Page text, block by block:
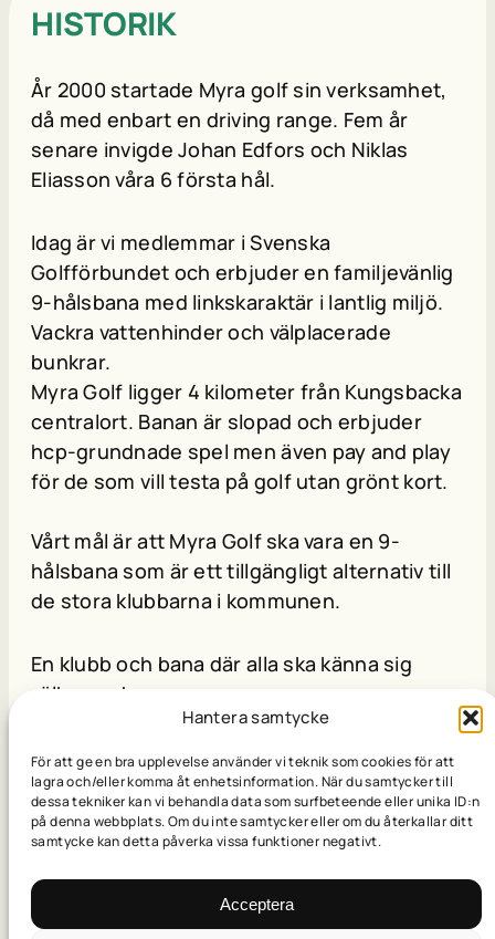
Hantera samtycke
För att ge en bra upplevelse använder vi teknik som cookies för att
lagra och/eller komma åt enhetsinformation. När du samtycker till
dessa tekniker kan vi behandla data som surfbeteende eller unika ID:n
på denna webbplats. Om du inte samtycker eller om du återkallar ditt
samtycke kan detta påverka vissa funktioner negativt.
Acceptera
HISTORIK
År 2000 startade Myra golf sin verksamhet,
då med enbart en driving range. Fem år
senare invigde Johan Edfors och Niklas
Eliasson våra 6 första hål.
Idag är vi medlemmar i Svenska
Golfförbundet och erbjuder en familjevänlig
9-hålsbana med linkskaraktär i lantlig miljö.
Vackra vattenhinder och välplacerade
bunkrar.
Myra Golf ligger 4 kilometer från Kungsbacka
centralort. Banan är slopad och erbjuder
hcp-grundnade spel men även pay and play
för de som vill testa på golf utan grönt kort.
Vårt mål är att Myra Golf ska vara en 9-
hålsbana som är ett tillgängligt alternativ till
de stora klubbarna i kommunen.
En klubb och bana där alla ska känna sig
välkomna!
VERKSAMHET &
KOMMITTÉER